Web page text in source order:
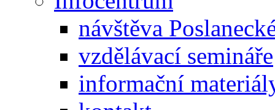
návštěva
vzdělávací semináře
informační